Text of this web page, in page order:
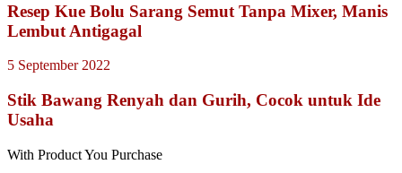
Resep Kue Bolu Sarang Semut Tanpa Mixer, Manis
Lembut Antigagal
5 September 2022
Stik Bawang Renyah dan Gurih, Cocok untuk Ide
Usaha
With Product You Purchase